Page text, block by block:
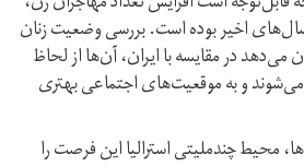
اخیر بوده است. بررسی وضعیت زنان
می‌دهد در مقایسه با ایران، آن‌ها از لحاظ
می‌شوند و به موقعیت‌های اجتماعی بهتری
محیط چند‌ملیتی استرالیا این فرصت را